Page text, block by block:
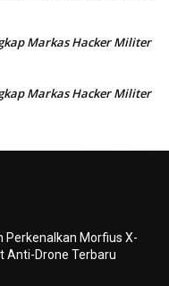
Markas Hacker Militer
Markas Hacker Militer
Perkenalkan Morfius X-
Anti-Drone Terbaru